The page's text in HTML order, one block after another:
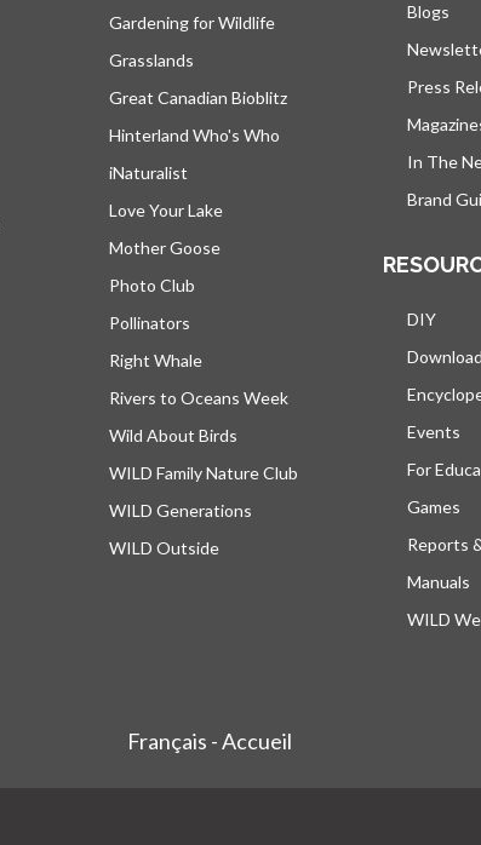
Gardening for Wildlife
Grasslands
Great Canadian Bioblitz
Hinterland Who's Who
iNaturalist
Love Your Lake
Mother Goose
Photo Club
Pollinators
Right Whale
Rivers to Oceans Week
Wild About Birds
WILD Family Nature Club
WILD Generations
WILD Outside
Blogs
Press
In The
Brand
DIY
Events
For
Games
Reports
Manuals
WILD
Français - Accueil